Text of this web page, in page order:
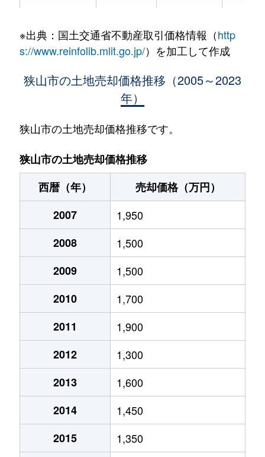
入間川
3,000万円 狭山市
徒歩11
400万円
柏原
1,200万円 狭山市
柏原
300万円
柏原
160万円 狭山市
1,700万円
大字上奥富
320万円
大字上奥富
2,700万円
1,300万円
大字北入曽
9,800万円
大字北入曽
1,000万円
大字北入曽
2,300万円
大字北入曽
2,000万円
大字北入曽
2,500万円
※出典：国土交通省不動産取引価格情報（http
s://www.reinfolib.mlit.go.jp/）を加工して作成
狭山市の土地売却価格推移（2005～2023
年）
狭山市の土地売却価格推移です。
狭山市の土地売却価格推移
西暦（年）
売却価格（万円）
2007
1,950
2008
1,500
2009
1,500
2010
1,700
2011
1,900
2012
1,300
2013
1,600
2014
1,450
2015
1,350